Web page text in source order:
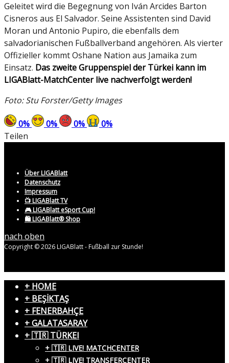
Geleitet wird die Begegnung von Iván Arcides Barton
Cisneros aus El Salvador. Seine Assistenten sind David
Moran und Antonio Pupiro, die ebenfalls dem
salvadorianischen Fußballverband angehören. Als vierter
Offizieller kommt Oshane Nation aus Jamaika zum
Einsatz. Das zweite Gruppenspiel der Türkei kann im
LIGABlatt-MatchCenter live nachverfolgt werden!
Foto: Stu Forster/Getty Images
0% 0% 0% 0%
Teilen
Über LIGABlatt
Datenschutz
Impressum
📺 LIGABlatt TV
🎮 LIGABlatt eSport Cup!
🛍️ LIGABlatt® Shop
nach oben
Copyright © 2026 LIGABlatt - Fußball zur Stunde!
+ HOME
+ BEŞİKTAŞ
+ FENERBAHÇE
+ GALATASARAY
+ 🇹🇷 TÜRKEI
+ 🇹🇷 LIVE! MATCHCENTER
+ 🇹🇷 LIVE! TRANSFERCENTER